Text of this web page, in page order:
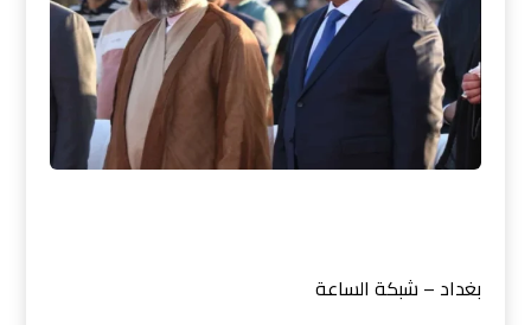
بغداد – شبكة الساعة